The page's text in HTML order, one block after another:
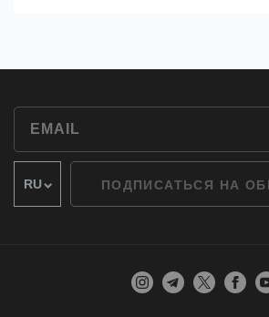
ПОДПИСАТЬСЯ НА